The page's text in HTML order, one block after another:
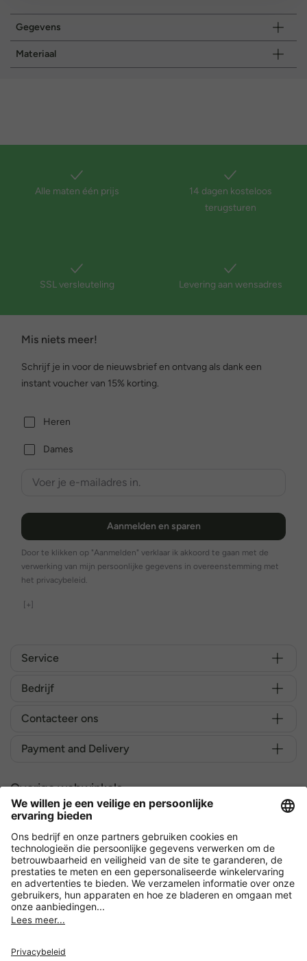
Gegevens
Materiaal
Alle maten één prijs
14 dagen kosteloos
terugsturen
SSL versleuteling Levering aan wensadres
Mis niets meer!
Schrijf je in voor de nieuwsbrief en ontvang als dank een
instant voucher van 15% korting.
Heren
Dames
Aanmelden en sparen
Door te klikken op "Aanmelden" verklaar ik akkoord te gaan met de
verwerking van mijn persoonlijke gegevens in overeenstemming met
het privacybeleid.
[+]
Service
Bedrijf
Contacteer ons
Payment and Delivery
Overige webwinkels
België
Versleuteling met